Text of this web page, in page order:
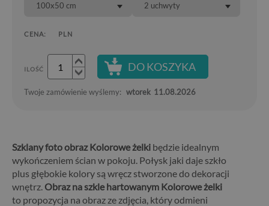
100x50 cm 2 uchwyty
CENA: PLN
ILOŚĆ DO KOSZYKA
Twoje zamówienie wyślemy: wtorek 11.08.2026
Szklany foto obraz Kolorowe żelki będzie idealnym
wykończeniem ścian w pokoju. Połysk jaki daje szkło
plus głębokie kolory są wręcz stworzone do dekoracji
wnętrz. Obraz na szkle hartowanym Kolorowe żelki
to propozycja na obraz ze zdjęcia, który odmieni